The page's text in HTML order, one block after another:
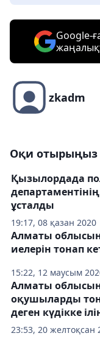
Google-
zkadm
Оқи отырыңыз
19:17, 08 қазан 2020
Қызылордада
ұсталды
15:22, 12 маусым
Алматы
иелерін тонап
23:53, 20 желтоқсан
Алматы
оқушыларды
деген күдікке